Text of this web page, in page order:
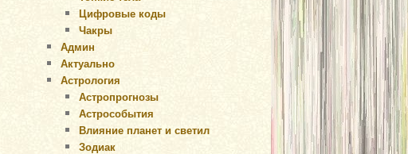
Цифровые коды
Чакры
Админ
Актуально
Астрология
Астропрогнозы
Астрособытия
Влияние планет и светил
Зодиак